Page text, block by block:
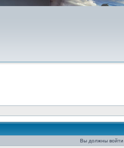
Вы должны войти